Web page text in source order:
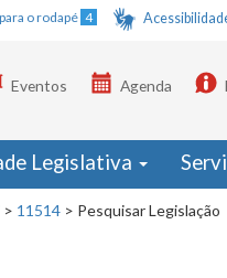
o rodapé 4
Eventos Agenda
Legislativa
> 11514 > Pesquisar Legislação